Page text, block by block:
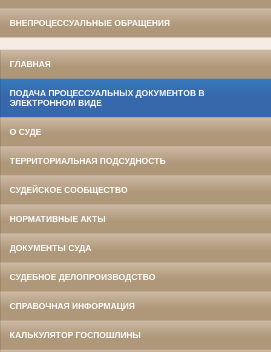
ВНЕПРОЦЕССУАЛЬНЫЕ ОБРАЩЕНИЯ
ГЛАВНАЯ
ПОДАЧА ПРОЦЕССУАЛЬНЫХ ДОКУМЕНТОВ В
ЭЛЕКТРОННОМ ВИДЕ
О СУДЕ
ТЕРРИТОРИАЛЬНАЯ ПОДСУДНОСТЬ
СУДЕЙСКОЕ СООБЩЕСТВО
НОРМАТИВНЫЕ АКТЫ
ДОКУМЕНТЫ СУДА
СУДЕБНОЕ ДЕЛОПРОИЗВОДСТВО
СПРАВОЧНАЯ ИНФОРМАЦИЯ
КАЛЬКУЛЯТОР ГОСПОШЛИНЫ